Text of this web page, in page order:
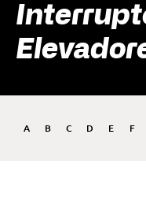
A B C D E F